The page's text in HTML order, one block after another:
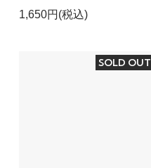
1,650円(税込)
SOLD OUT